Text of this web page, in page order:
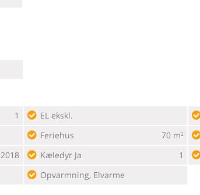
1
2018
EL ekskl.
Feriehus
70 m²
Kæledyr Ja
1
Opvarmning, Elvarme